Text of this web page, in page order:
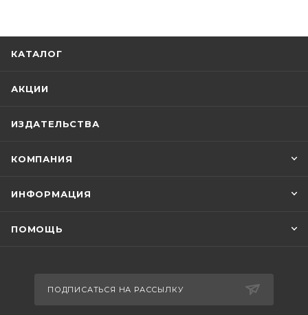
КАТАЛОГ
АКЦИИ
ИЗДАТЕЛЬСТВА
КОМПАНИЯ
ИНФОРМАЦИЯ
ПОМОЩЬ
ПОДПИСАТЬСЯ НА РАССЫЛКУ